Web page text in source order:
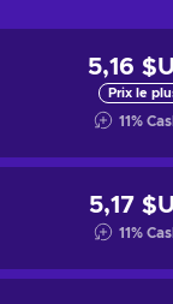
5,16
Prix le
11%
5,17
11%